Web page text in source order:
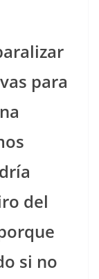
para
del
si no